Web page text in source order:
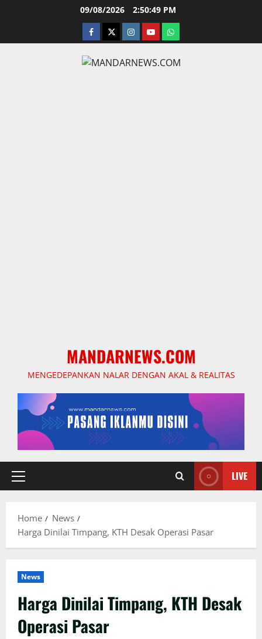
09/08/2026 2:50:50 PM
facebooktwitterinstagram.com
youtubewhatsapp
MANDARNEWS.COM
MENGEDEPANKAN NALAR DENGAN AKAL & REALITAS
Primary
LIVE
Home
News
Harga Dinilai Timpang, KTH Desak Operasi Pasar
News
Harga Dinilai Timpang, KTH Desak
Operasi Pasar